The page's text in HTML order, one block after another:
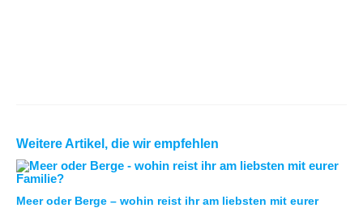
Weitere Artikel, die wir empfehlen
Meer oder Berge – wohin reist ihr am liebsten mit eurer